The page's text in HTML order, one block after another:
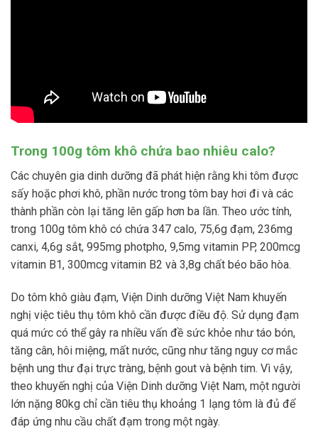
Trong 100g tôm khô chứa bao nhiêu calo?
Các chuyên gia dinh dưỡng đã phát hiện rằng khi tôm được
sấy hoặc phơi khô, phần nước trong tôm bay hơi đi và các
thành phần còn lại tăng lên gấp hơn ba lần. Theo ước tính,
trong 100g tôm khô có chứa 347 calo, 75,6g đạm, 236mg
canxi, 4,6g sắt, 995mg photpho, 9,5mg vitamin PP, 200mcg
vitamin B1, 300mcg vitamin B2 và 3,8g chất béo bão hòa.
Do tôm khô giàu đạm, Viện Dinh dưỡng Việt Nam khuyến
nghị việc tiêu thụ tôm khô cần được điều độ. Sử dụng đạm
quá mức có thể gây ra nhiều vấn đề sức khỏe như táo bón,
tăng cân, hôi miệng, mất nước, cũng như tăng nguy cơ mắc
bệnh ung thư đại trực tràng, bệnh gout và bệnh tim. Vì vậy,
theo khuyến nghị của Viện Dinh dưỡng Việt Nam, một người
lớn nặng 80kg chỉ cần tiêu thụ khoảng 1 lạng tôm là đủ để
đáp ứng nhu cầu chất đạm trong một ngày.